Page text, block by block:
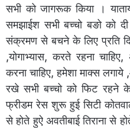
सभी को जागरूक किया ।
समझाईश सभी बच्चो बङो को
संक्रमण से बचने के लिए प्रति
,योगाभ्यास, करते रहना
करना चाहिए, हमेशा माक्स
रखे सभी बच्चो को फिट रहने
फ्रीडम रेस शुरू हुई सिटी
से होते हुऐ अवतीबाई तिराना से